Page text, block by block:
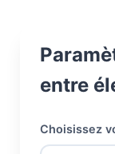
entre
Choisissez